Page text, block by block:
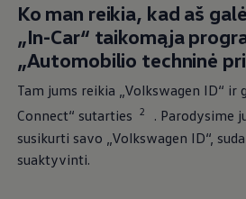
Paslaugų aprašymas Jūsų
Daugiau informacijos rasite „
Pagrindinis Sujungiamumas „VW
Ko man reikia, kad aš
„In-Car“ taikomąja
„Automobilio techninė
Tam jums reikia „Volkswagen ID“ ir
Connect“ sutarties
2
. Parodysime
susikurti savo Volkswagen ID“,
suaktyvinti.